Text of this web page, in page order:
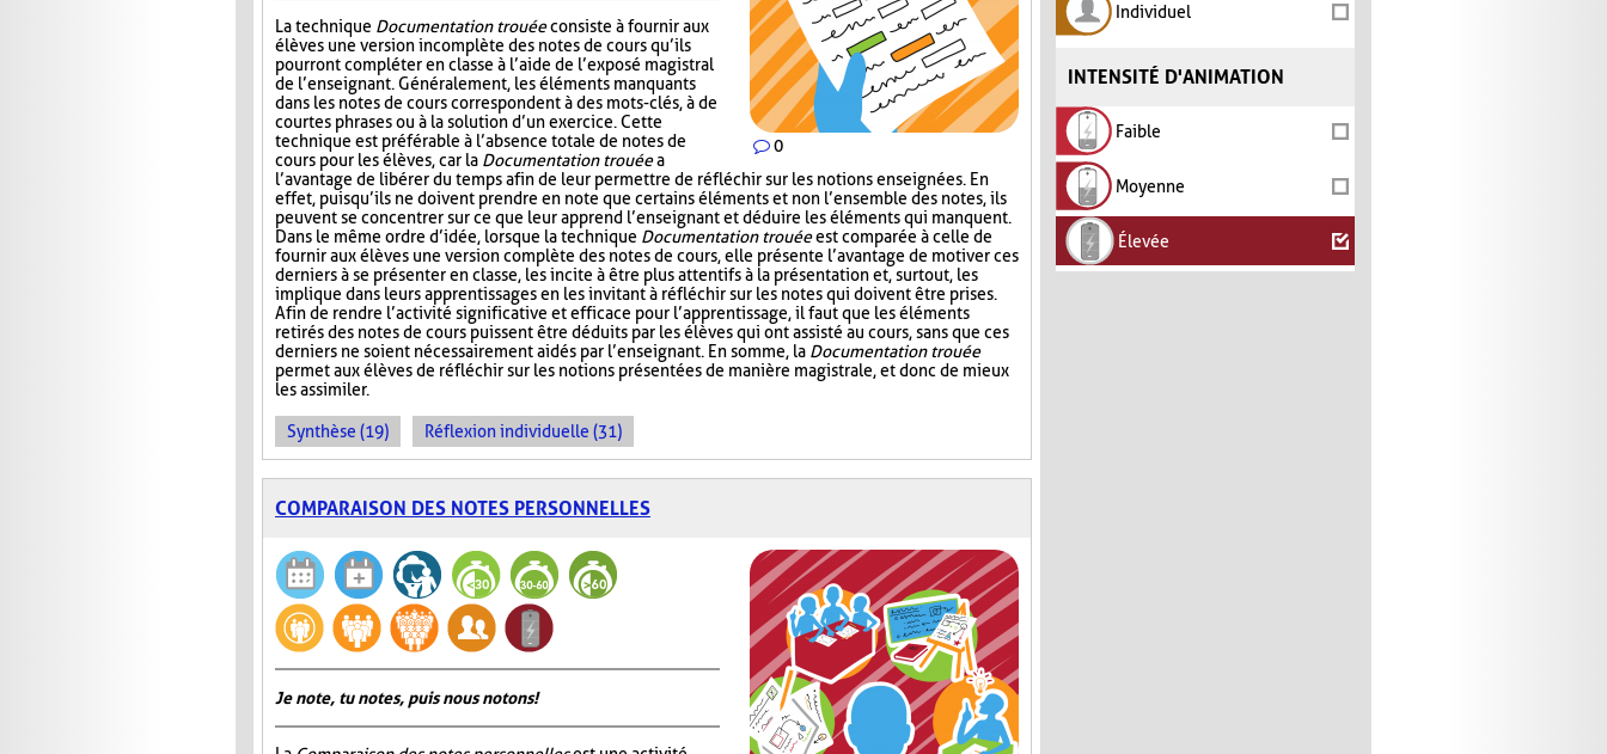
Individuel
INTENSITÉ D'ANIMATION
Faible
Moyenne
Élevée
0
La technique Documentation trouéeconsiste à fournir aux
élèves une version incomplète des notes de cours qu’ils
pourront compléter en classe à l’aide de l’exposé magistral
de l’enseignant. Généralement, les éléments manquants
dans les notes de cours correspondent à des mots-clés, à de
courtes phrases ou à la solution d’un exercice. Cette
technique est préférable à l’absence totale de notes de
cours pour les élèves, car la Documentation trouéea
l’avantage de libérer du temps afin de leur permettre de réfléchir sur les notions enseignées. En
effet, puisqu’ils ne doivent prendre en note que certains éléments et non l’ensemble des notes, ils
peuvent se concentrer sur ce que leur apprend l’enseignant et déduire les éléments qui manquent.
Dans le même ordre d’idée, lorsque la technique Documentation trouéeest comparée à celle de
fournir aux élèves une version complète des notes de cours, elle présente l’avantage de motiver ces
derniers à se présenter en classe, les incite à être plus attentifs à la présentation et, surtout, les
implique dans leurs apprentissages en les invitant à réfléchir sur les notes qui doivent être prises.
Afin de rendre l’activité significative et efficace pour l’apprentissage, il faut que les éléments
retirés des notes de cours puissent être déduits par les élèves qui ont assisté au cours, sans que ces
derniers ne soient nécessairement aidés par l’enseignant. En somme, la Documentation trouée
permet aux élèves de réfléchir sur les notions présentées de manière magistrale, et donc de mieux
les assimiler.
Synthèse (19) Réflexion individuelle (31)
COMPARAISON DES NOTES PERSONNELLES
Je note, tu notes, puis nous notons!